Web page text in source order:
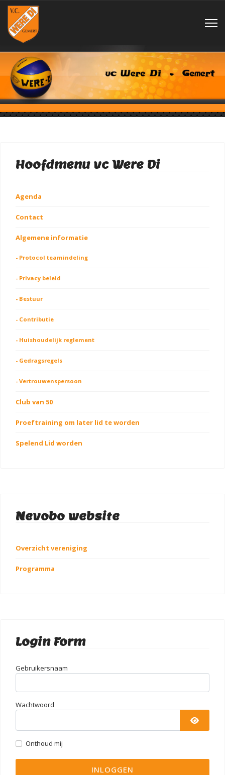
Hoofdmenu vc Were Di
Agenda
Contact
Algemene informatie
- Protocol teamindeling
- Privacy beleid
- Bestuur
- Contributie
- Huishoudelijk reglement
- Gedragsregels
- Vertrouwenspersoon
Club van 50
Proeftraining om later lid te worden
Spelend Lid worden
Nevobo website
Overzicht vereniging
Programma
Login Form
Gebruikersnaam
Wachtwoord
TOON
Onthoud mij
INLOGGEN